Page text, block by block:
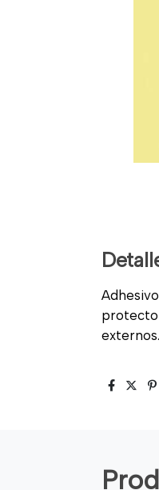
externos.